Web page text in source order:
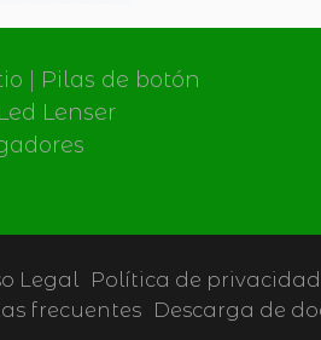
Pilas de botón
Lenser
Legal Política de privacidad
frecuentes
Descarga de